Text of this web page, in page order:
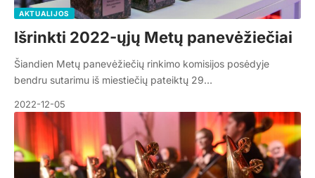
AKTUALIJOS
Išrinkti 2022-ųjų Metų panevėžiečiai
Šiandien Metų panevėžiečių rinkimo komisijos posėdyje
bendru sutarimu iš miestiečių pateiktų 29…
2022-12-05